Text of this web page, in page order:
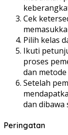
Cek
Pilih kelas
Ikuti
proses
dan
Setelah
dan dibawa
Peringatan